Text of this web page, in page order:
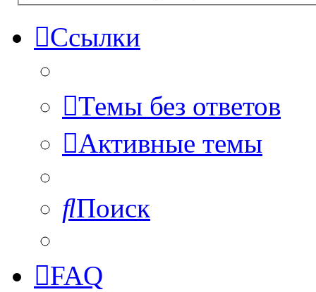
Ссылки
Темы без ответов
Активные темы
Поиск
FAQ